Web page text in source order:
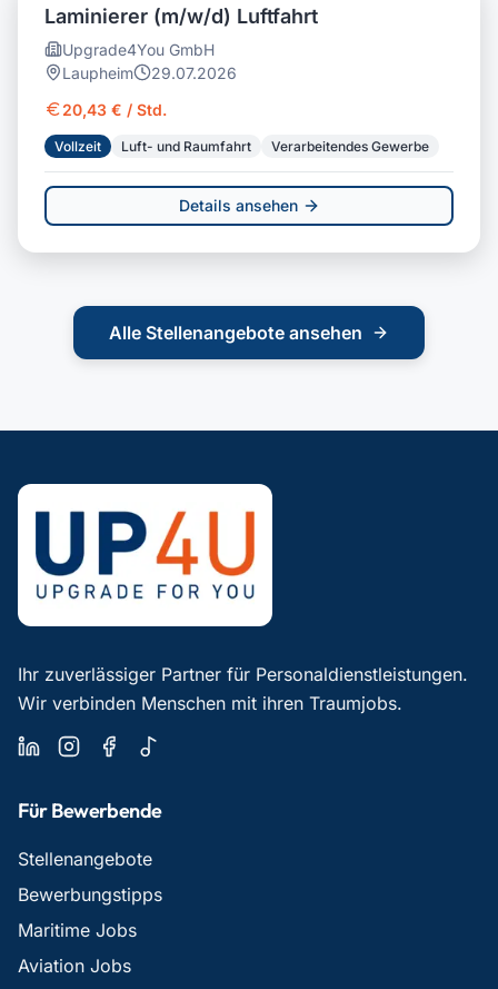
Laminierer (m/w/d) Luftfahrt
Upgrade4You GmbH
Laupheim
29.07.2026
20,43 € / Std.
Vollzeit Luft- und Raumfahrt Verarbeitendes Gewerbe
Details ansehen
Alle Stellenangebote ansehen
Ihr zuverlässiger Partner für Personaldienstleistungen.
Wir verbinden Menschen mit ihren Traumjobs.
Für Bewerbende
Stellenangebote
Bewerbungstipps
Maritime Jobs
Aviation Jobs